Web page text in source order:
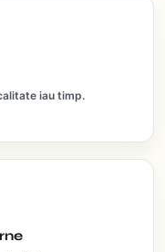
iau timp.